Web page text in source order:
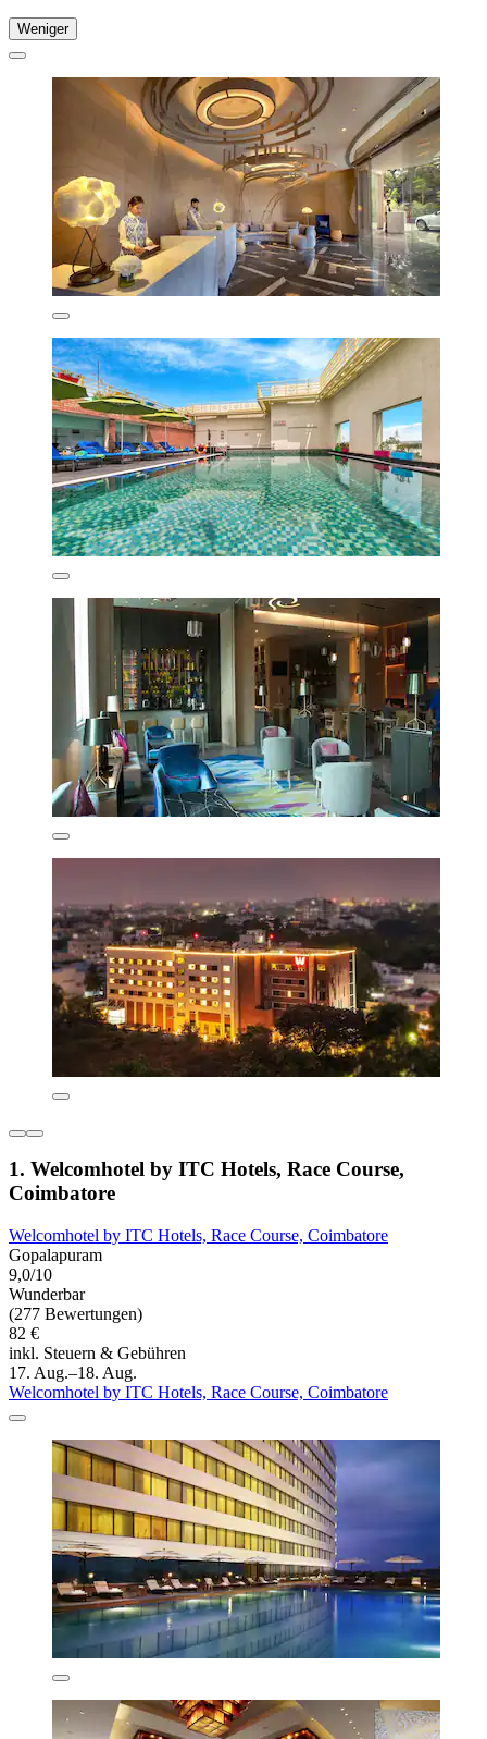
Weniger
1. Welcomhotel by ITC Hotels, Race Course,
Coimbatore
Welcomhotel by ITC Hotels, Race Course, Coimbatore
Gopalapuram
9,0/10
Wunderbar
(277 Bewertungen)
82 €
inkl. Steuern & Gebühren
17. Aug.–18. Aug.
Welcomhotel by ITC Hotels, Race Course, Coimbatore